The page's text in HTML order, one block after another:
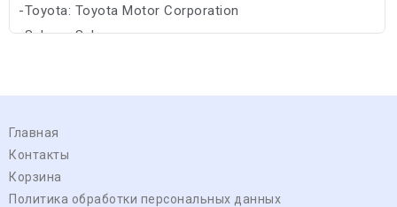
-Toyota: Toyota Motor Corporation
-Subaru: Subaru
Главная
Контакты
Корзина
Политика обработки персональных данных